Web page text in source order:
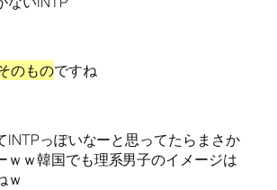
のものですね
INTPっぽいなーと思ってたらまさか
ｗｗ韓国でも理系男子のイメージは
ｗ